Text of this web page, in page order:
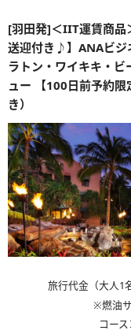
[羽田発]＜IIT運賃商品
送迎付き♪】ANAビジ
ラトン・ワイキキ・
ュー 【100日前予約
き）
旅行代金（大人1名
※燃油
コー